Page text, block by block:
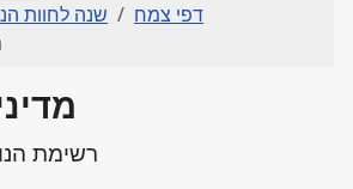
25 שנה לחוות
דפי צמח
רשימת